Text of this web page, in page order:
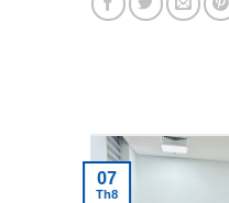
07
Th8